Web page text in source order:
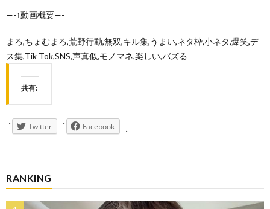
—-↑動画概要—-
まろ,ちょむまろ,荒野行動,無双,キル集,うまい,ネタ枠,小ネタ,爆笑,デ
ス集,Tik Tok,SNS,声真似,モノマネ,楽しい,バズる
共有:
Twitter Facebook
RANKING